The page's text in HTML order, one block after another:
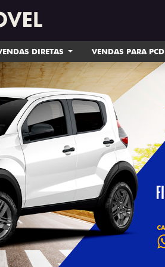
DIRETAS VENDAS PARA PCD